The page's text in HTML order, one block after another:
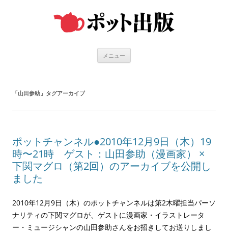
メニュー
「山田参助 」タグアーカイブ
ポットチャンネル●2010年12月9日（木）19
時〜21時 ゲスト：山田参助（漫画家） ×
下関マグロ（第2回）のアーカイブを公開し
ました
2010年12月9日（木）のポットチャンネルは第2木曜担当パーソ
ナリティの下関マグロが、ゲストに漫画家・イラストレータ
ー・ミュージシャンの山田参助さんをお招きしてお送りしまし